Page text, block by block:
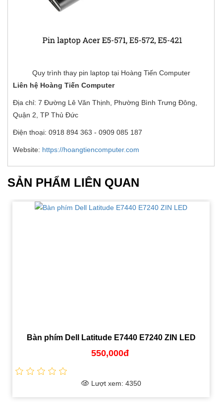
Quy trình thay pin laptop tại Hoàng Tiến Computer
Liên hệ Hoàng Tiến Computer
Địa chỉ: 7 Đường Lê Văn Thịnh, Phường Bình Trưng Đông,
Quận 2, TP Thủ Đức
Điện thoại: 0918 894 363 - 0909 085 187
Website: https://hoangtiencomputer.com
SẢN PHẨM LIÊN QUAN
ZIN LED Pin laptop HP Omen 15-AX, 15-BC